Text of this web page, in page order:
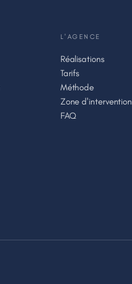
L'AGENCE
Réalisations
Tarifs
Méthode
Zone d'intervention
FAQ